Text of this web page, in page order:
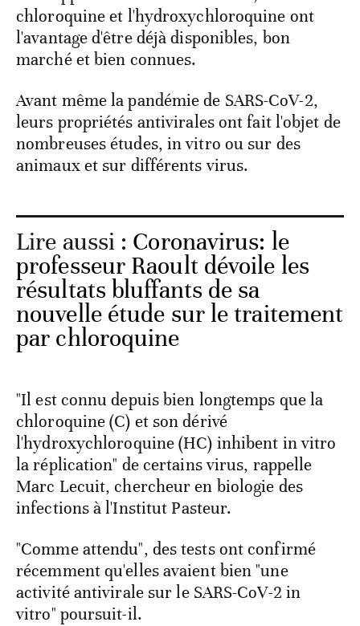
chloroquine et l'hydroxychloroquine ont
l'avantage d'être déjà disponibles, bon
marché et bien connues.
Avant même la pandémie de SARS-CoV-2,
leurs propriétés antivirales ont fait l'objet de
nombreuses études, in vitro ou sur des
animaux et sur différents virus.
Lire aussi : Coronavirus: le
professeur Raoult dévoile les
résultats bluffants de sa
nouvelle étude sur le traitement
par chloroquine
"Il est connu depuis bien longtemps que la
chloroquine (C) et son dérivé
l'hydroxychloroquine (HC) inhibent in vitro
la réplication" de certains virus, rappelle
Marc Lecuit, chercheur en biologie des
infections à l'Institut Pasteur.
"Comme attendu", des tests ont confirmé
récemment qu'elles avaient bien "une
activité antivirale sur le SARS-CoV-2 in
vitro" poursuit-il.